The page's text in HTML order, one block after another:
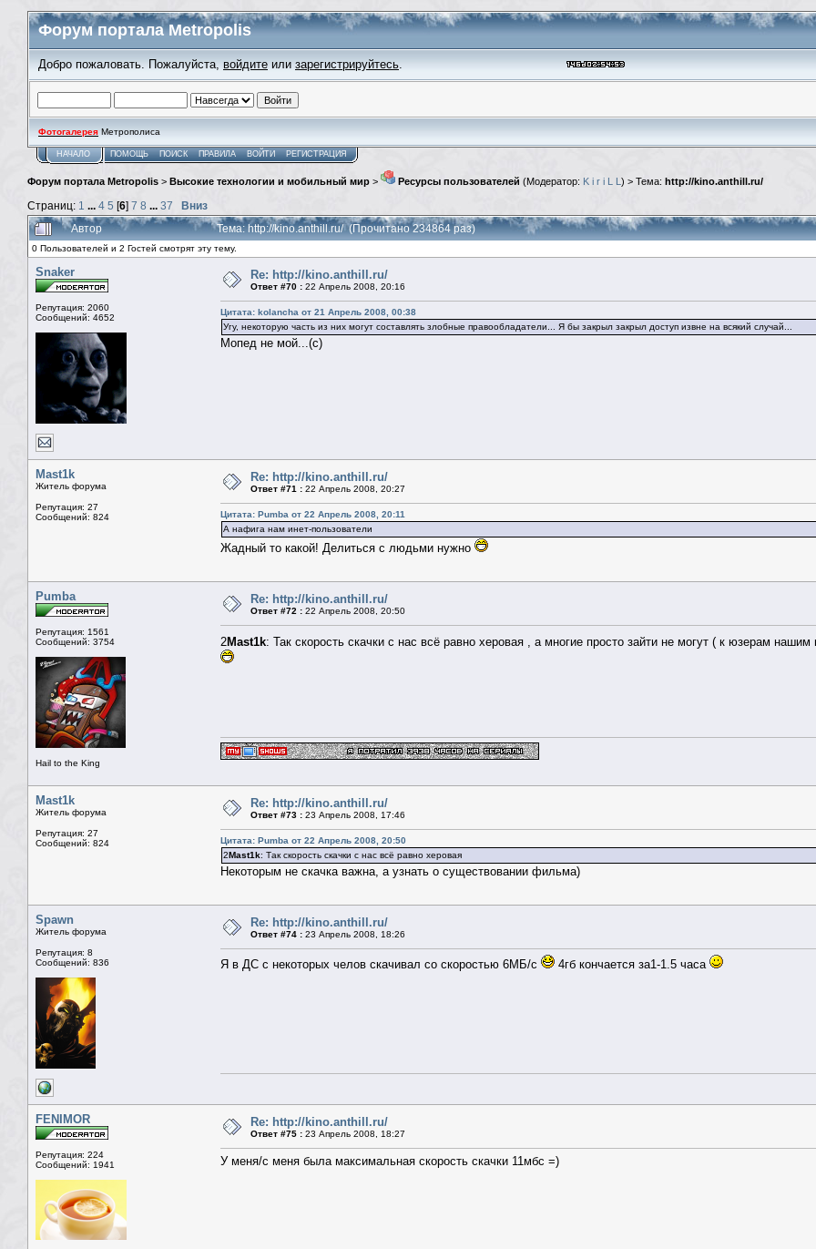
Форум портала Metropolis
Добро пожаловать. Пожалуйста, войдите или зарегистрируйтесь.
Фотогалерея Метрополиса
НАЧАЛО ПОМОЩЬ ПОИСК ПРАВИЛА ВОЙТИ РЕГИСТРАЦИЯ
Форум портала Metropolis > Высокие технологии и мобильный мир > Ресурсы пользователей (Модератор: K i r i L L ) > Тема: http://kino.anthill.ru/
Страниц: 1 ... 4 5 [6] 7 8 ... 37
Вниз
Автор
Тема: http://kino.anthill.ru/ (Прочитано 234864 раз)
0 Пользователей и 2 Гостей смотрят эту тему.
Snaker
Репутация: 2060
Сообщений: 4652
Re: http://kino.anthill.ru/
Ответ #70 : 22 Апрель 2008, 20:16
Цитата: kolancha от 21 Апрель 2008, 00:38
Угу, некоторую часть из них могут составлять злобные правообладатели... Я бы закрыл закрыл доступ извне на всякий случай...
Мопед не мой...(с)
Mast1k
Житель форума
Репутация: 27
Сообщений: 824
Re: http://kino.anthill.ru/
Ответ #71 : 22 Апрель 2008, 20:27
Цитата: Pumba от 22 Апрель 2008, 20:11
А нафига нам инет-пользователи
Жадный то какой! Делиться с людьми нужно
Pumba
Репутация: 1561
Сообщений: 3754
Hail to the King
Re: http://kino.anthill.ru/
Ответ #72 : 22 Апрель 2008, 20:50
2Mast1k: Так скорость скачки с нас всё равно херовая , а многие просто зайти не могут ( к юзерам
Mast1k
Житель форума
Репутация: 27
Сообщений: 824
Re: http://kino.anthill.ru/
Ответ #73 : 23 Апрель 2008, 17:46
Цитата: Pumba от 22 Апрель 2008, 20:50
2Mast1k: Так скорость скачки с нас всё равно херовая
Некоторым не скачка важна, а узнать о существовании фильма)
Spawn
Житель форума
Репутация: 8
Сообщений: 836
Re: http://kino.anthill.ru/
Ответ #74 : 23 Апрель 2008, 18:26
Я в ДС с некоторых челов скачивал со скоростью 6МБ/с 4гб кончается за1-1.5 часа
FENIMOR
Репутация: 224
Сообщений: 1941
Re: http://kino.anthill.ru/
Ответ #75 : 23 Апрель 2008, 18:27
У меня/с меня была максимальная скорость скачки 11мбс =)